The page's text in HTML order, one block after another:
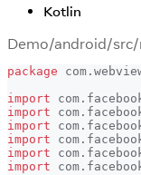
Kotlin
Demo/android/
package com .
import
com .
import
com .
import
com .
import
com .
import
com .
import
com .